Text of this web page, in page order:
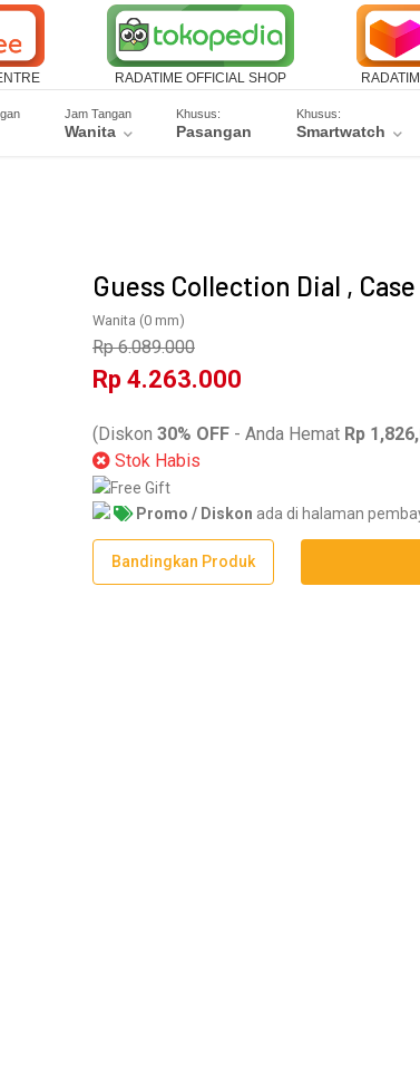
RADATIME OFFICIAL SHOP
Jam Tangan
Wanita
Khusus:
Pasangan
Khusus:
Smartwatch
Guess Collection Dial , Case
Wanita (0 mm)
Rp 6.089.000
Rp 4.263.000
(Diskon 30% OFF - Anda Hemat Rp
Stok Habis
Promo / Diskon ada di halaman
Bandingkan Produk